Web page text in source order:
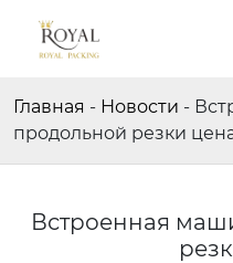
Главная - Новости -
продольной резки
Встроенная